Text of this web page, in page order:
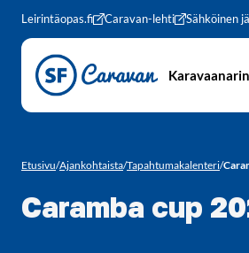
Siirry sivun sisältöön
Leirintäopas.fi Caravan-lehti Sähköinen
Etusivu/Ajankohtaista/Tapahtumakalenteri/
Caramba cup